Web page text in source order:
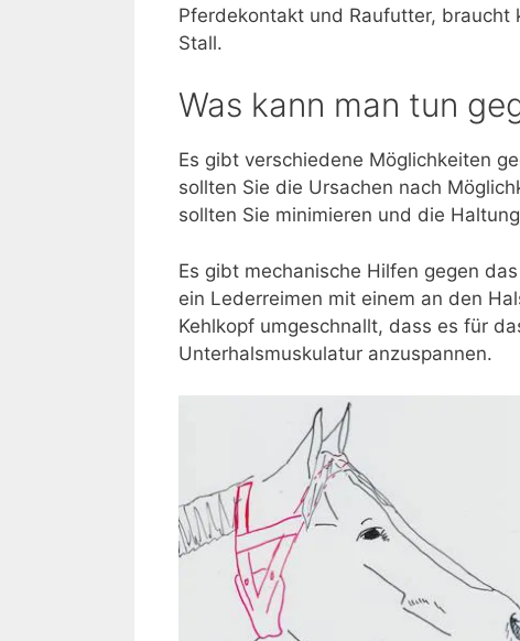
Pferdekontakt und Raufutter, braucht
Stall.
Was kann man tun
Es gibt verschiedene Möglichkeiten
sollten Sie die Ursachen nach
sollten Sie minimieren und die
Es gibt mechanische Hilfen gegen
ein Lederreimen mit einem an den
Kehlkopf umgeschnallt, dass es für
Unterhalsmuskulatur anzuspannen.